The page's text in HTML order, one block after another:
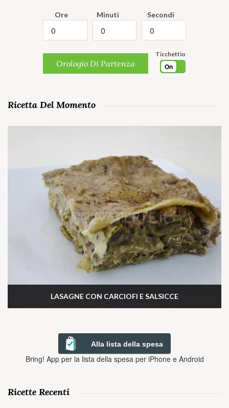
Ore Minuti Secondi
Orologio Di Partenza
Ticchettio
On
Ricetta Del Momento
LASAGNE CON CARCIOFI E SALSICCE
Alla lista della spesa
Bring! App per la lista della spesa per iPhone e Android
Ricette Recenti